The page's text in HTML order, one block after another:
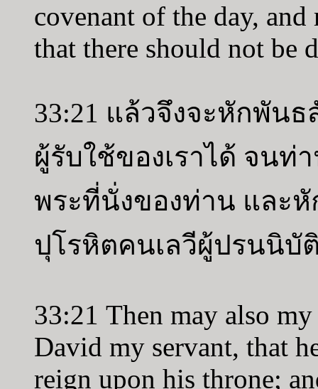
covenant of the day,
that there should not be
33:21 แล้วจึงจะหักพัน
ผู้รับใช้ของเราได้ จนท่
พระที่นั่งของท่าน และ
ปุโรหิตคนเลวีผู้ปรนนิบัติ
33:21 Then may also
David my servant, that
reign upon his throne;